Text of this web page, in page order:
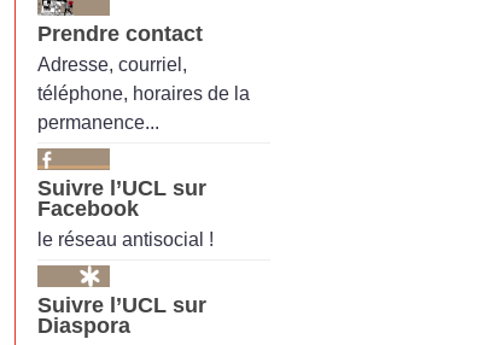
Prendre contact
Adresse, courriel,
téléphone, horaires de la
permanence...
Suivre l’UCL sur
Facebook
le réseau antisocial !
Suivre l’UCL sur
Diaspora